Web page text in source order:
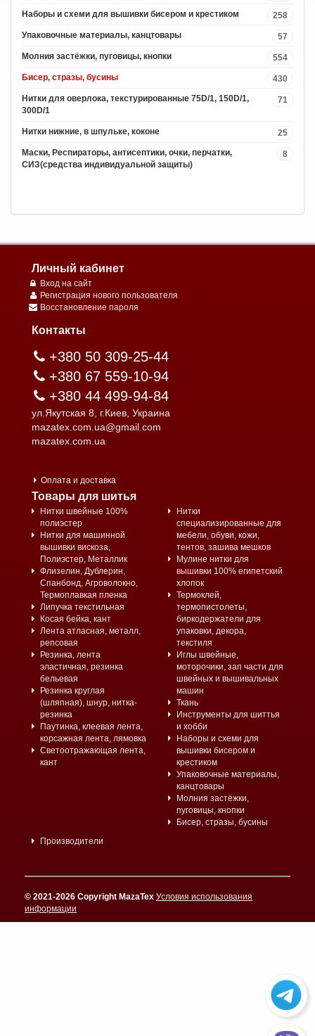
258
Наборы и схеми для вышивки бисером и крестиком
57
Упаковочные материалы, канцтовары
554
Молния застёжки, пуговицы, кнопки
430
Бисер, стразы, бусины
71
Нитки для оверлока, текстурированные 75D/1, 150D/1,
300D/1
25
Нитки нижние, в шпульке, коконе
8
Маски, Респираторы, антисептики, очки, перчатки,
СИЗ(средства индивидуальной защиты)
Личный кабинет
Вход на сайт
Регистрация нового пользователя
Восстановление пароля
Контакты
+380 50 309-25-44
+380 67 559-10-94
+380 44 499-94-84
ул.Якутская 8, г.Киев, Украина
mazatex.com.ua@gmail.com
mazatex.com.ua
Оплата и доставка
Товары для шитья
Нитки швейные 100%
полиэстер
Нитки для машинной
вышивки вискоза,
Полиэстер, Металлик
Флизелин, Дублерин,
Спанбонд, Агроволокно,
Термоплавкая пленка
Липучка текстильная
Косая бейка, кант
Лента атласная, металл,
репсовая
Резинка, лента
эластичная, резинка
бельевая
Резинка круглая
(шляпная), шнур, нитка-
резинка
Паутинка, клеевая лента,
корсажная лента, лямовка
Светоотражающая лента,
кант
Нитки
специализированные для
мебели, обуви, кожи,
тентов, зашива мешков
Мулине нитки для
вышивки 100% египетский
хлопок
Термоклей,
термопистолеты,
биркодержатели для
упаковки, декора,
текстиля
Иглы швейные,
моторочики, зап части для
швейных и вышивальных
машин
Ткань
Инструменты для шиттья
и хобби
Наборы и схеми для
вышивки бисером и
крестиком
Упаковочные материалы,
канцтовары
Молния застёжки,
пуговицы, кнопки
Бисер, стразы, бусины
Производители
© 2021-2026 Copyright MazaTex Условия использования
информации